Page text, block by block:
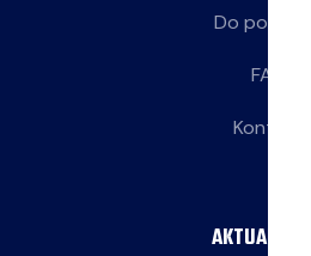
Do pobrania
FAQ
Kontakt
AKTUALNOŚCI